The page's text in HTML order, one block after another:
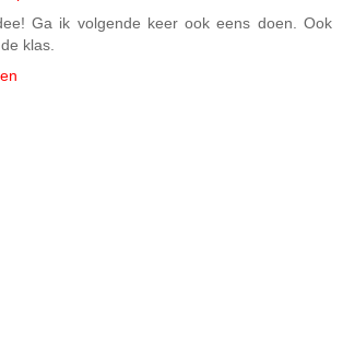
Ga ik volgende keer ook eens doen. Ook
klas.